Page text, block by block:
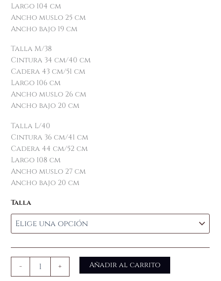
Largo 104 cm
Ancho muslo 25 cm
Ancho bajo 19 cm
Talla M/38
Cintura 34 cm/40 cm
Cadera 43 cm/51 cm
Largo 106 cm
Ancho muslo 26 cm
Ancho bajo 20 cm
Talla L/40
Cintura 36 cm/41 cm
Cadera 44 cm/52 cm
Largo 108 cm
Ancho muslo 27 cm
Ancho bajo 20 cm
Talla
- + Añadir al carrito